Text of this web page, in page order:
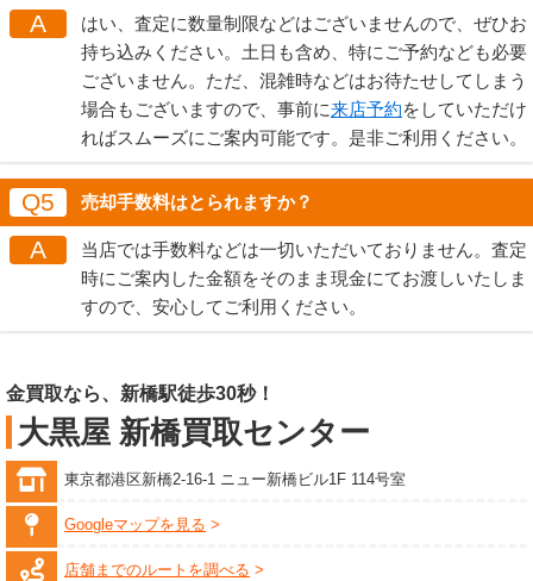
A
はい、査定に数量制限などはございませんので、ぜひお
持ち込みください。土日も含め、特にご予約なども必要
ございません。ただ、混雑時などはお待たせしてしまう
場合もございますので、事前に来店予約をしていただけ
ればスムーズにご案内可能です。是非ご利用ください。
Q5 売却手数料はとられますか？
A
当店では手数料などは一切いただいておりません。査定
時にご案内した金額をそのまま現金にてお渡しいたしま
すので、安心してご利用ください。
金買取なら、新橋駅徒歩30秒！
大黒屋 新橋買取センター
東京都港区新橋2-16-1 ニュー新橋ビル1F 114号室
Googleマップを見る
店舗までのルートを調べる